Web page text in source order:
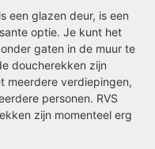
een glazen deur, is een
optie. Je kunt het
gaten in de muur te
doucherekken zijn
meerdere verdiepingen,
personen. RVS
zijn momenteel erg